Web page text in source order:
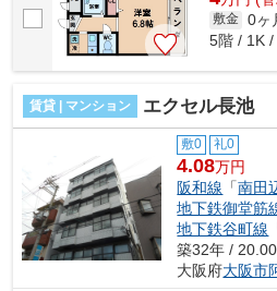
敷金 0ヶ
5階 / 1K /
賃貸 | マンション エクセル長池
敷0 礼0
4.08万円
阪和線 「南田
地下鉄御堂筋
地下鉄谷町線
築32年 /
大阪府大阪市